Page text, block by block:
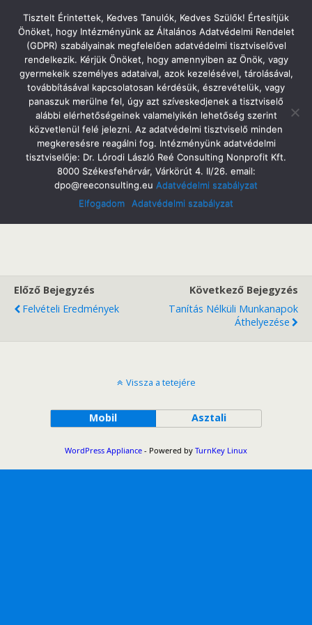
Tatabányai Árpád Gimnázium
2020. Április 25. Szombat
Ballagási Meghívó 2020
Megosztás Tweet Pin Email SMS
Előző Bejegyzés
Felvételi Eredmények
Következő Bejegyzés
Tanítás Nélküli Munkanapok
Áthelyezése
Vissza a tetejére
Mobil Asztali
Tisztelt Érintettek, Kedves Tanulók, Kedves Szülők! Értesítjük
Önöket, hogy Intézményünk az Általános Adatvédelmi Rendelet
(GDPR) szabályainak megfelelően adatvédelmi tisztviselővel
rendelkezik. Kérjük Önöket, hogy amennyiben az Önök, vagy
gyermekeik személyes adataival, azok kezelésével, tárolásával,
továbbításával kapcsolatosan kérdésük, észrevételük, vagy
panaszuk merülne fel, úgy azt szíveskedjenek a tisztviselő
alábbi elérhetőségeinek valamelyikén lehetőség szerint
közvetlenül felé jelezni. Az adatvédelmi tisztviselő minden
megkeresésre reagálni fog. Intézményünk adatvédelmi
tisztviselője: Dr. Lórodi László Reé Consulting Nonprofit Kft.
8000 Székesfehérvár, Várkörút 4. II/26. email:
dpo@reeconsulting.eu Adatvédelmi szabályzat
Elfogadom
Adatvédelmi szabályzat
WordPress Appliance - Powered by TurnKey Linux